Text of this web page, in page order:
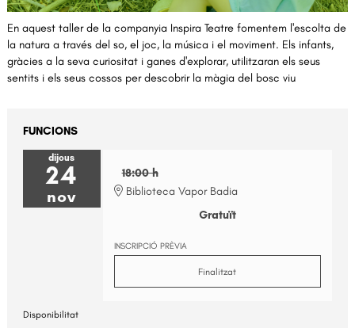
Diapositiva 1 de 1
En aquest taller de la companyia Inspira Teatre fomentem l'escolta de
la natura a través del so, el joc, la música i el moviment. Els infants,
gràcies a la seva curiositat i ganes d'explorar, utilitzaran els seus
sentits i els seus cossos per descobrir la màgia del bosc viu
FUNCIONS
dijous
24
nov
18:00 h
Biblioteca Vapor Badia
Gratuït
INSCRIPCIÓ PRÈVIA
Finalitzat
Disponibilitat